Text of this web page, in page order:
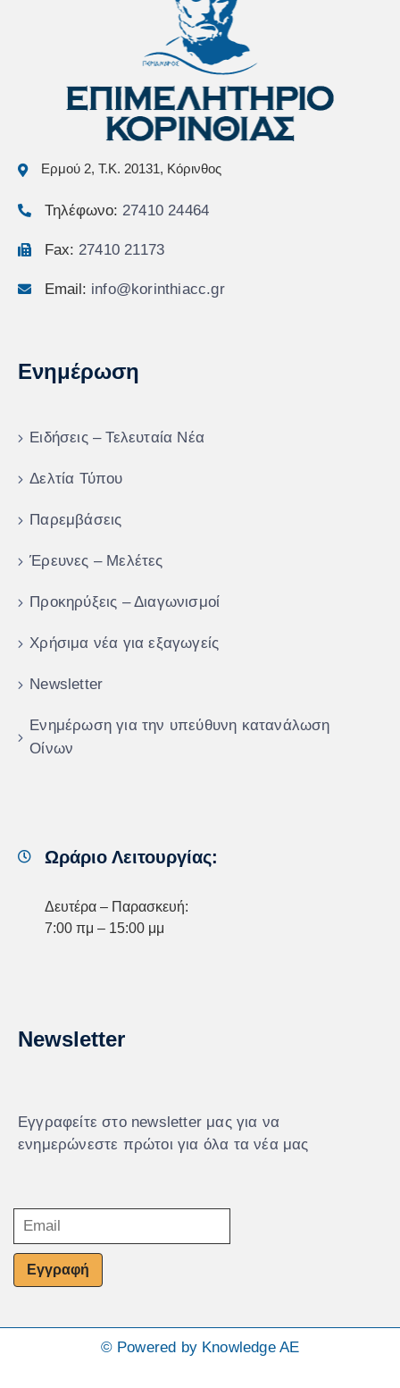
Ερμού 2, Τ.Κ. 20131, Κόρινθος
Τηλέφωνο: 27410 24464
Fax: 27410 21173
Email: info@korinthiacc.gr
Ενημέρωση
Ειδήσεις – Τελευταία Νέα
Δελτία Τύπου
Παρεμβάσεις
Έρευνες – Μελέτες
Προκηρύξεις – Διαγωνισμοί
Χρήσιμα νέα για εξαγωγείς
Newsletter
Ενημέρωση για την υπεύθυνη κατανάλωση
Οίνων
Ωράριο Λειτουργίας:
Δευτέρα – Παρασκευή:
7:00 πμ – 15:00 μμ
Newsletter
Εγγραφείτε στο newsletter μας για να
ενημερώνεστε πρώτοι για όλα τα νέα μας
Εγγραφή
© Powered by Knowledge AE